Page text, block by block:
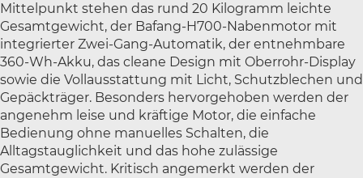
Mittelpunkt stehen das rund 20 Kilogramm leichte
Gesamtgewicht, der Bafang-H700-Nabenmotor mit
integrierter Zwei-Gang-Automatik, der entnehmbare
360-Wh-Akku, das cleane Design mit Oberrohr-Display
sowie die Vollausstattung mit Licht, Schutzblechen und
Gepäckträger. Besonders hervorgehoben werden der
angenehm leise und kräftige Motor, die einfache
Bedienung ohne manuelles Schalten, die
Alltagstauglichkeit und das hohe zulässige
Gesamtgewicht. Kritisch angemerkt werden der